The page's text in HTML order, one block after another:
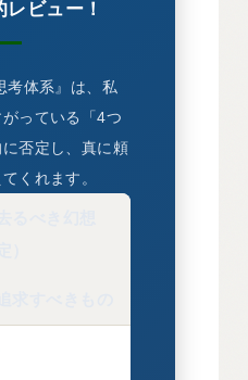
ビュー！
考体系』は、私
っている「4つ
否定し、真に頼
くれます。